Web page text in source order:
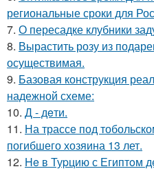
региональные сроки для
7. О пересадке клубники
8. Вырастить розу из
осуществимая.
9. Базовая конструкция
надежной схеме:
10. Д - дeти.
11. На трассе под
погибшего хозяина 13 лет.
12. He в Туpцию с Египтoм